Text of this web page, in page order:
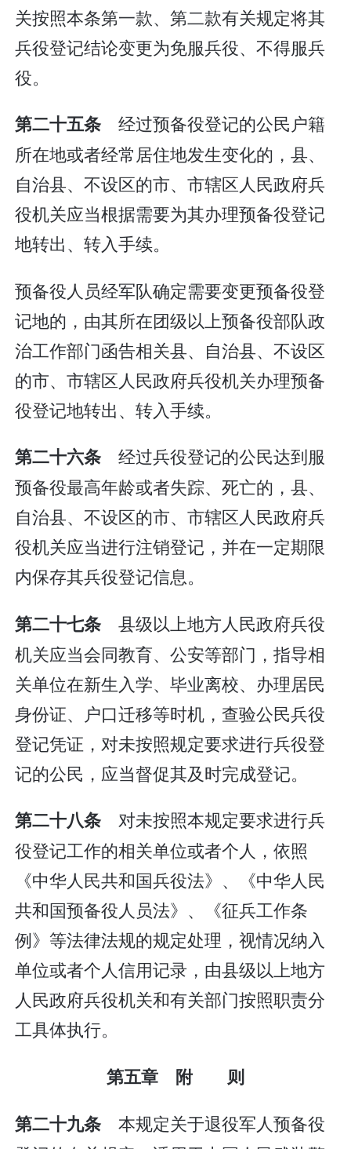
关按照本条第一款、第二款有关规定将其
兵役登记结论变更为免服兵役、不得服兵
役。
第二十五条经过预备役登记的公民户籍
所在地或者经常居住地发生变化的，县、
自治县、不设区的市、市辖区人民政府兵
役机关应当根据需要为其办理预备役登记
地转出、转入手续。
预备役人员经军队确定需要变更预备役登
记地的，由其所在团级以上预备役部队政
治工作部门函告相关县、自治县、不设区
的市、市辖区人民政府兵役机关办理预备
役登记地转出、转入手续。
第二十六条经过兵役登记的公民达到服
预备役最高年龄或者失踪、死亡的，县、
自治县、不设区的市、市辖区人民政府兵
役机关应当进行注销登记，并在一定期限
内保存其兵役登记信息。
第二十七条县级以上地方人民政府兵役
机关应当会同教育、公安等部门，指导相
关单位在新生入学、毕业离校、办理居民
身份证、户口迁移等时机，查验公民兵役
登记凭证，对未按照规定要求进行兵役登
记的公民，应当督促其及时完成登记。
第二十八条对未按照本规定要求进行兵
役登记工作的相关单位或者个人，依照
《中华人民共和国兵役法》、《中华人民
共和国预备役人员法》、《征兵工作条
例》等法律法规的规定处理，视情况纳入
单位或者个人信用记录，由县级以上地方
人民政府兵役机关和有关部门按照职责分
工具体执行。
第五章 附 则
第二十九条 本规定关于退役军人预备役